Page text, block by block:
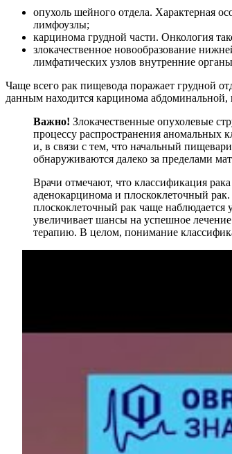
опухоль шейного отдела. Характерная
лимфоузлы;
карцинома грудной части. Онкология
злокачественное новообразование
лимфатических узлов внутренние
Чаще всего рак пищевода поражает грудной
данным находится карцинома
Важно! Злокачественные опухолевые
процессу распространения аномальных
и, в связи с тем, что начальный
обнаруживаются далеко за пределами
Врачи отмечают, что классификация
аденокарцинома и плоскоклеточный
плоскоклеточный рак чаще
увеличивает шансы на успешное
терапию. В целом, понимание